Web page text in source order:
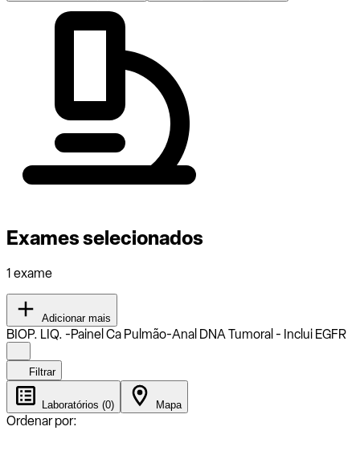
Exames selecionados
1 exame
Adicionar mais
BIOP. LIQ. -Painel Ca Pulmão-Anal DNA Tumoral - Inclui EGFR
Filtrar
Laboratórios (0) Mapa
Ordenar por: